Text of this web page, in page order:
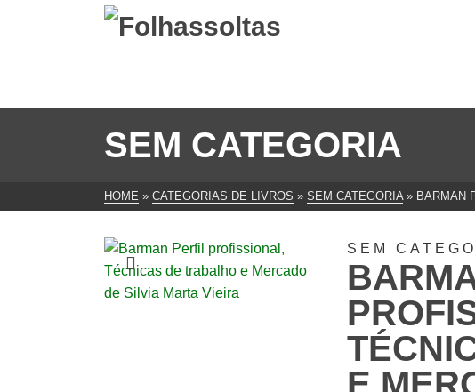
SEM CATEGORIA
HOME » CATEGORIAS DE LIVROS » SEM CATEGORIA » BARMAN
SEM
E